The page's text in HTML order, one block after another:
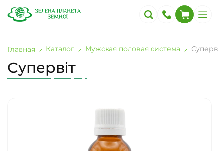
Главная Каталог Мужская половая система
Супервіт